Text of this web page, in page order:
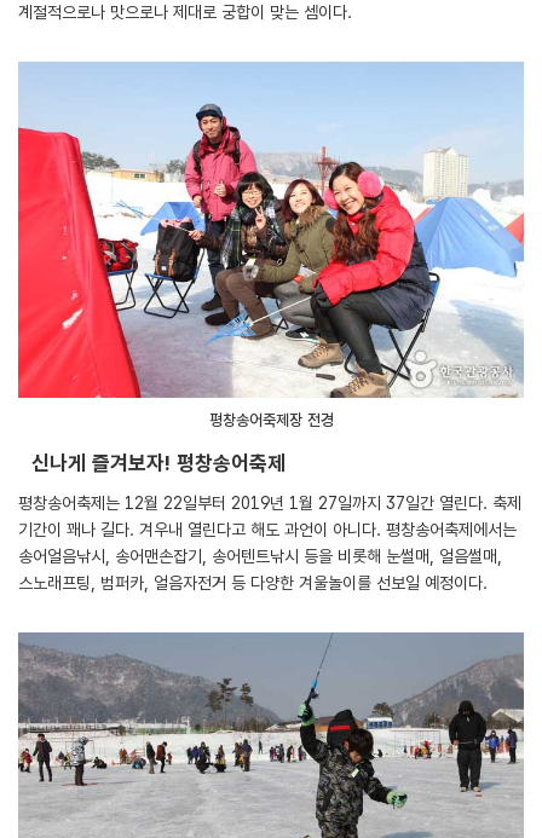
계절적으로나 맛으로나 제대로 궁합이 맞는 셈이다.
평창송어축제장 전경
신나게 즐겨보자! 평창송어축제
평창송어축제는 12월 22일부터 2019년 1월 27일까지 37일간 열린다. 축제
기간이 꽤나 길다. 겨우내 열린다고 해도 과언이 아니다. 평창송어축제에서는
송어얼음낚시, 송어맨손잡기, 송어텐트낚시 등을 비롯해 눈썰매, 얼음썰매,
스노래프팅, 범퍼카, 얼음자전거 등 다양한 겨울놀이를 선보일 예정이다.